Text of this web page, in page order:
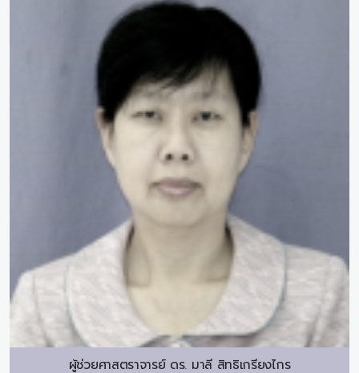
ผู้ช่วยศาสตราจารย์ ดร. มาลี สิทธิเกรียงไกร